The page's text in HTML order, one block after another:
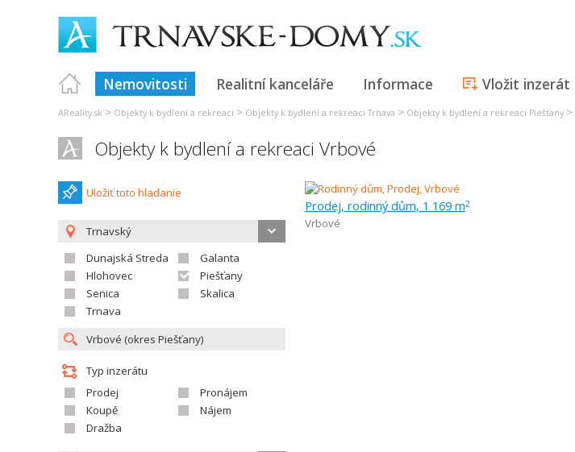
Nemovitosti Realitní kanceláře Informace Vložit inzerát
AReality.sk > Objekty k bydlení a rekreaci > Objekty k bydlení a rekreaci Trnava > Objekty k bydlení a rekreaci Piešťany >
Objekty k bydlení a rekreaci Vrbové
Uložiť toto hladanie
Trnavský
Dunajská Streda
Galanta
Hlohovec
Piešťany
Senica
Skalica
Trnava
Typ inzerátu
Prodej
Pronájem
Koupě
Nájem
Dražba
Prodej, rodinný dům, 1 169 m2
Vrbové